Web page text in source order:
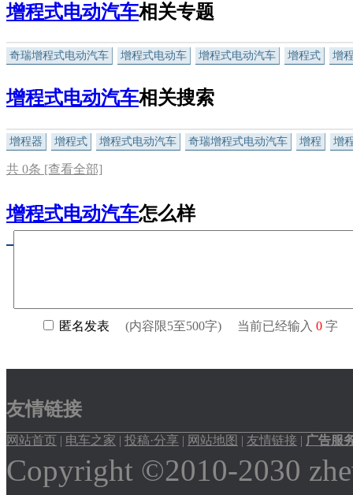
增程式电动汽车相关专题
奇瑞增程式电动汽车 增程式电动车 增程式电动汽车 增程式 增
增程式电动汽车相关搜索
增程器 增程式 增程式电动汽车 奇瑞增程式电动汽车 增程 增
共 0条 [查看全部]
增程式电动汽车怎么样
友情链接
网站首页 | 电车之家 | 投稿·分享 | 网站地图 | 友情链接 | 广告服
Copyright ©2010-2030